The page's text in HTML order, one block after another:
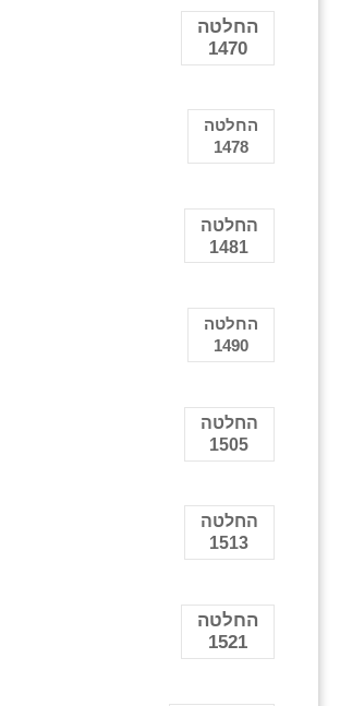
החלטה
1470
החלטה
1478
החלטה
1481
החלטה
1490
החלטה
1505
החלטה
1513
החלטה
1521